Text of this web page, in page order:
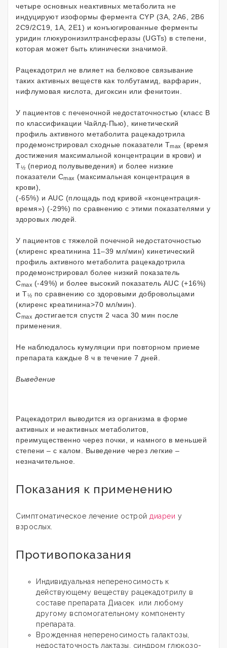
четыре основных неактивных метаболита не
индуцируют изоформы фермента CYP (3А, 2А6, 2В6
2C9/2С19, 1А, 2Е1) и конъюгированные ферменты
уридин глюкуронизилтрансферазы (UGTs) в степени,
которая может быть клинически значимой.
Рацекадотрил не влияет на белковое связывание
таких активных веществ как толбутамид, варфарин,
нифлумовая кислота, дигоксин или фенитоин.
У пациентов с печеночной недостаточностью (класс B
по классификации Чайлд-Пью), кинетический
профиль активного метаболита рацекадотрила
продемонстрировал сходные показатели Тmax (время
достижения максимальной концентрации в крови) и
T½ (период полувыведения) и более низкие
показатели Cmax (максимальная концентрация в
крови),
(-65%) и AUC (площадь под кривой «концентрация-
время») (-29%) по сравнению с этими показателями у
здоровых людей.
У пациентов с тяжелой почечной недостаточностью
(клиренс креатинина 11–39 мл/мин) кинетический
профиль активного метаболита рацекадотрила
продемонстрировал более низкий показатель
Cmax (-49%) и более высокий показатель AUC (+16%)
и T½ по сравнению со здоровыми добровольцами
(клиренс креатинина>70 мл/мин).
Сmax достигается спустя 2 часа 30 мин после
применения.
Не наблюдалось кумуляции при повторном приеме
препарата каждые 8 ч в течение 7 дней.
Выведение
Рацекадотрил выводится из организма в форме
активных и неактивных метаболитов,
преимущественно через почки, и намного в меньшей
степени – с калом. Выведение через легкие –
незначительное.
Показания к применению
Симптоматическое лечение острой диареи у
взрослых.
Противопоказания
Индивидуальная непереносимость к
действующему веществу рацекадотрилу в
составе препарата Диасек или любому
другому вспомогательному компоненту
препарата.
Врожденная непереносимость галактозы,
недостаточность лактазы, синдром глюкозо-